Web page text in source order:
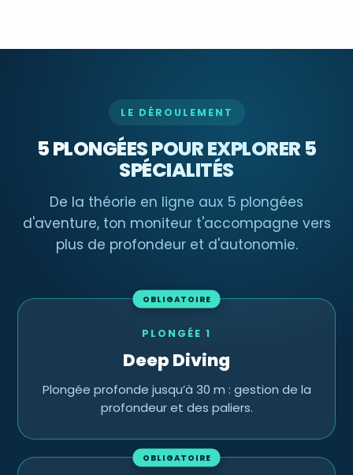
LE DÉROULEMENT
5 PLONGÉES POUR EXPLORER 5
SPÉCIALITÉS
De la théorie en ligne aux 5 plongées
d'aventure, ton moniteur t'accompagne vers
plus de profondeur et d'autonomie.
OBLIGATOIRE
PLONGÉE 1
Deep Diving
Plongée profonde jusqu’à 30 m : gestion de la
profondeur et des paliers.
OBLIGATOIRE